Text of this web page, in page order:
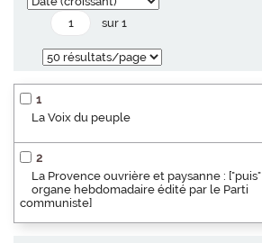
sur 1
1
La Voix du peuple
2
La Provence ouvrière et paysanne : ["puis"
organe hebdomadaire édité par le Parti
communiste]